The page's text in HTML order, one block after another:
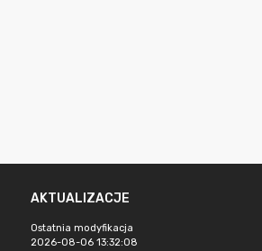
AKTUALIZACJE
Ostatnia modyfikacja
2026-08-06 13:32:08